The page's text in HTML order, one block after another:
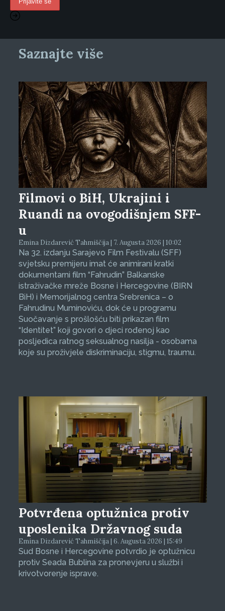
Saznajte više
Filmovi o BiH, Ukrajini i
Ruandi na ovogodišnjem SFF-
u
Emina Dizdarević Tahmiščija | 7. Augusta 2026 | 10:02
Na 32. izdanju Sarajevo Film Festivalu (SFF)
svjetsku premijeru imat će animirani kratki
dokumentarni film “Fahrudin” Balkanske
istraživačke mreže Bosne i Hercegovine (BIRN
BiH) i Memorijalnog centra Srebrenica – o
Fahrudinu Muminoviću, dok će u programu
Suočavanje s prošlošću biti prikazan film
“Identitet” koji govori o djeci rođenoj kao
posljedica ratnog seksualnog nasilja - osobama
koje su proživjele diskriminaciju, stigmu, traumu.
Potvrđena optužnica protiv
uposlenika Državnog suda
Emina Dizdarević Tahmiščija | 6. Augusta 2026 | 15:49
Sud Bosne i Hercegovine potvrdio je optužnicu
protiv Seada Bublina za pronevjeru u službi i
krivotvorenje isprave.